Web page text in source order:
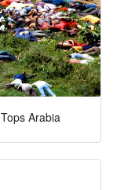
اكبر 10 عمليات انتحار جماعي في التاريخ Tops Arabia